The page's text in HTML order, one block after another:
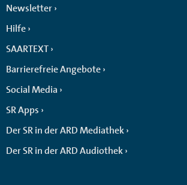
Newsletter
Hilfe
SAARTEXT
Barrierefreie Angebote
Social Media
SR Apps
Der SR in der ARD Mediathek
Der SR in der ARD Audiothek